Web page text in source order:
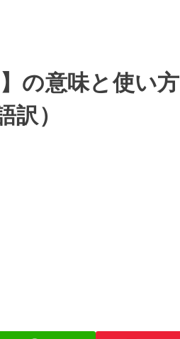
の意味と使い方
訳）